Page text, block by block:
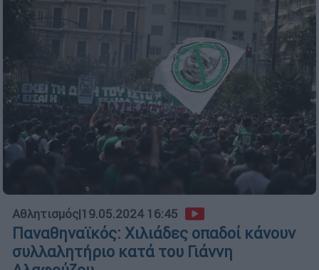
Αθλητισμός|19.05.2024 16:45
Παναθηναϊκός: Χιλιάδες οπαδοί κάνουν
συλλαλητήριο κατά του Γιάννη